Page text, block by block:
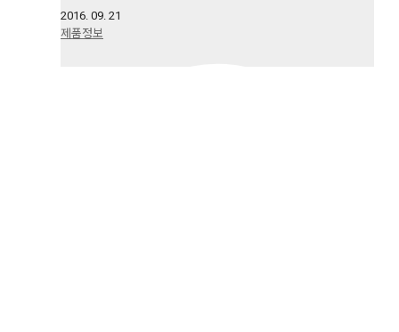
2016. 09. 21
제품정보